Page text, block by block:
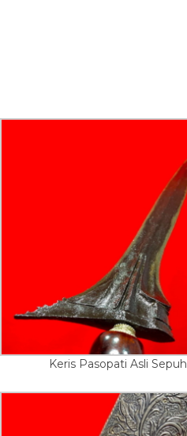
Keris Pasopati Asli Sepuh